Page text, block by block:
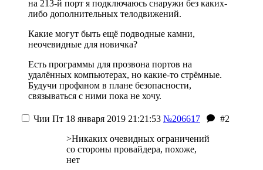
на 213-й порт я подключаюсь снаружи без каких-
либо дополнительных телодвижений.
Какие могут быть ещё подводные камни,
неочевидные для новичка?
Есть программы для прозвона портов на
удалённых компьютерах, но какие-то стрёмные.
Будучи профаном в плане безопасности,
связываться с ними пока не хочу.
Чии Пт 18 января 2019 21:21:53 №206617
#2
>Никаких очевидных ограничений
со стороны провайдера, похоже,
нет